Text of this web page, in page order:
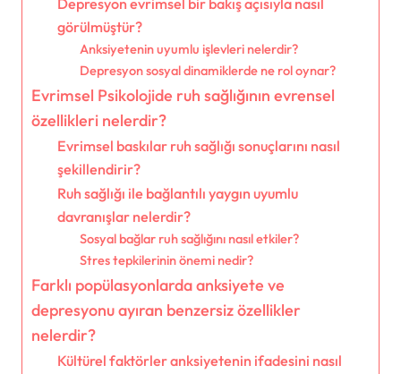
Depresyon evrimsel bir bakış açısıyla nasıl
görülmüştür?
Anksiyetenin uyumlu işlevleri nelerdir?
Depresyon sosyal dinamiklerde ne rol oynar?
Evrimsel Psikolojide ruh sağlığının evrensel
özellikleri nelerdir?
Evrimsel baskılar ruh sağlığı sonuçlarını nasıl
şekillendirir?
Ruh sağlığı ile bağlantılı yaygın uyumlu
davranışlar nelerdir?
Sosyal bağlar ruh sağlığını nasıl etkiler?
Stres tepkilerinin önemi nedir?
Farklı popülasyonlarda anksiyete ve
depresyonu ayıran benzersiz özellikler
nelerdir?
Kültürel faktörler anksiyetenin ifadesini nasıl